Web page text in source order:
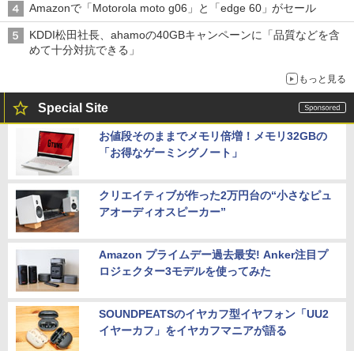
Amazonで「Motorola moto g06」と「edge 60」がセール
KDDI松田社長、ahamoの40GBキャンペーンに「品質などを含
めて十分対抗できる」
もっと見る
Special Site
お値段そのままでメモリ倍増！メモリ32GBの
「お得なゲーミングノート」
クリエイティブが作った2万円台の“小さなピュ
アオーディオスピーカー”
Amazon プライムデー過去最安! Anker注目プ
ロジェクター3モデルを使ってみた
SOUNDPEATSのイヤカフ型イヤフォン「UU2
イヤーカフ」をイヤカフマニアが語る